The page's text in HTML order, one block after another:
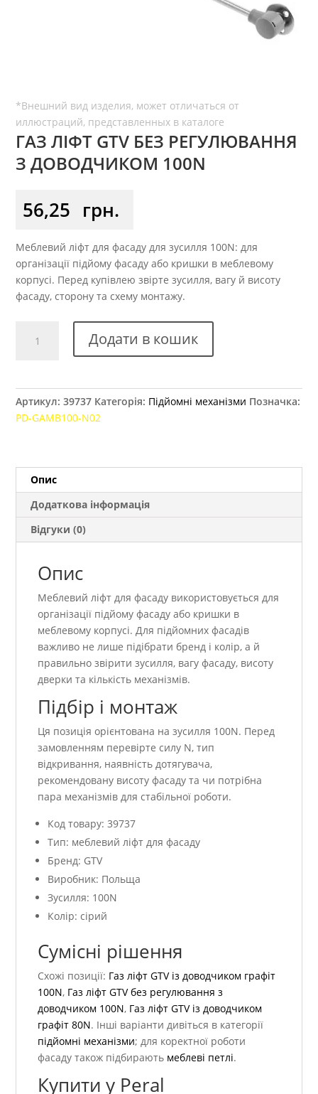
ГАЗ ЛІФТ GTV БЕЗ РЕГУЛЮВАННЯ
З ДОВОДЧИКОМ 100N
56,25 грн.
Меблевий ліфт для фасаду для зусилля 100N: для
організації підйому фасаду або кришки в меблевому
корпусі. Перед купівлею звірте зусилля, вагу й висоту
фасаду, сторону та схему монтажу.
Додати в кошик
Артикул:39737 Категорія: Підйомні механізми Позначка:
PD-GAMB100-N02
Опис
Додаткова інформація
Відгуки (0)
Опис
Меблевий ліфт для фасаду використовується для
організації підйому фасаду або кришки в
меблевому корпусі. Для підйомних фасадів
важливо не лише підібрати бренд і колір, а й
правильно звірити зусилля, вагу фасаду, висоту
дверки та кількість механізмів.
Підбір і монтаж
Ця позиція орієнтована на зусилля 100N. Перед
замовленням перевірте силу N, тип
відкривання, наявність дотягувача,
рекомендовану висоту фасаду та чи потрібна
пара механізмів для стабільної роботи.
Код товару: 39737
Тип: меблевий ліфт для фасаду
Бренд: GTV
Виробник: Польща
Зусилля: 100N
Колір: сірий
Сумісні рішення
Схожі позиції: Газ ліфт GTV із доводчиком графіт
100N, Газ ліфт GTV без регулювання з
доводчиком 100N, Газ ліфт GTV із доводчиком
графіт 80N. Інші варіанти дивіться в категорії
підйомні механізми; для коректної роботи
фасаду також підбирають меблеві петлі.
Купити у Peral